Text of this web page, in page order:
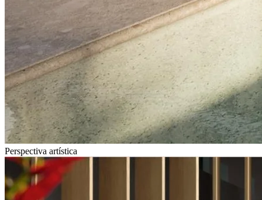
Perspectiva artística